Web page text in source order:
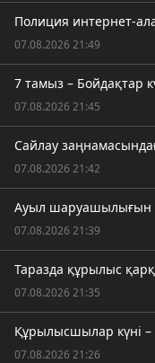
Полиция интернет-
07.08.2026 21:49
7 тамыз – Бойдақтар
07.08.2026 21:45
Сайлау
07.08.2026 21:42
Ауыл шаруашылығын
07.08.2026 21:39
Таразда құрылыс
07.08.2026 21:35
Құрылысшылар күні –
07.08.2026 21:26